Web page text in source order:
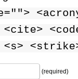
(required)